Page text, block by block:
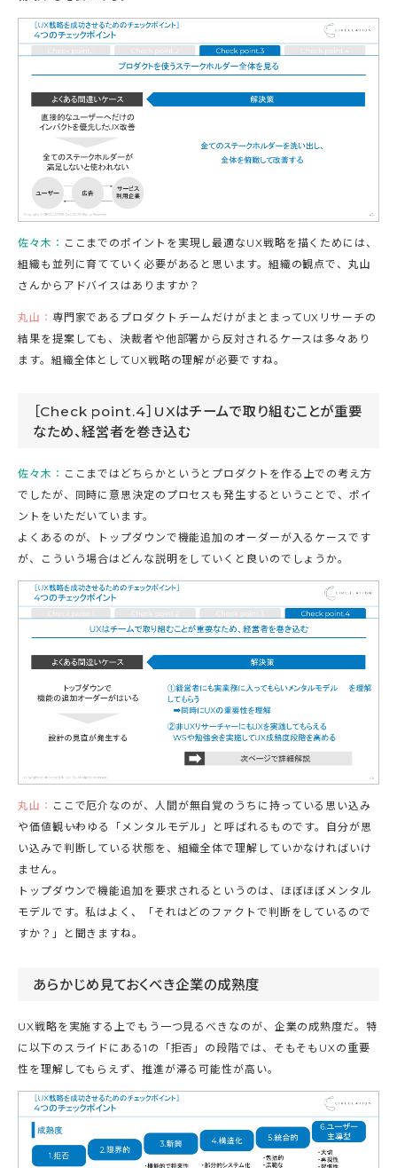
佐々木： ここまでのポイントを実現し最適なUX戦略を描くためには、
組織も並列に育てていく必要があると思います。組織の観点で、丸山
さんからアドバイスはありますか？
丸山： 専門家であるプロダクトチームだけがまとまってUXリサーチの
結果を提案しても、決裁者や他部署から反対されるケースは多々あり
ます。組織全体としてUX戦略の理解が必要ですね。
［Check point.4］UXはチームで取り組むことが重要
なため、経営者を巻き込む
佐々木： ここまではどちらかというとプロダクトを作る上での考え方
でしたが、同時に意思決定のプロセスも発生するということで、ポイ
ントをいただいています。
よくあるのが、トップダウンで機能追加のオーダーが入るケースです
が、こういう場合はどんな説明をしていくと良いのでしょうか。
丸山： ここで厄介なのが、人間が無自覚のうちに持っている思い込み
や価値観――いわゆる「メンタルモデル」と呼ばれるものです。自分が思
い込みで判断している状態を、組織全体で理解していかなければいけ
ません。
トップダウンで機能追加を要求されるというのは、ほぼほぼメンタル
モデルです。私はよく、「それはどのファクトで判断をしているので
すか？」と聞きますね。
あらかじめ見ておくべき企業の成熟度
UX戦略を実施する上でもう一つ見るべきなのが、企業の成熟度だ。特
に以下のスライドにある1の「拒否」の段階では、そもそもUXの重要
性を理解してもらえず、推進が滞る可能性が高い。